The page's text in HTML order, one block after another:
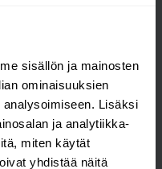
sisällön ja mainosten
ominaisuuksien
Lisäksi
ja analytiikka-
miten käytät
yhdistää näitä